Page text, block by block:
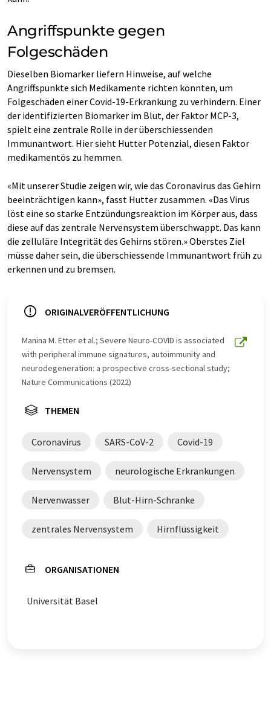
Angriffspunkte gegen
Folgeschäden
Dieselben Biomarker liefern Hinweise, auf welche
Angriffspunkte sich Medikamente richten könnten, um
Folgeschäden einer Covid-19-Erkrankung zu verhindern. Einer
der identifizierten Biomarker im Blut, der Faktor MCP-3,
spielt eine zentrale Rolle in der überschiessenden
Immunantwort. Hier sieht Hutter Potenzial, diesen Faktor
medikamentös zu hemmen.
«Mit unserer Studie zeigen wir, wie das Coronavirus das Gehirn
beeinträchtigen kann», fasst Hutter zusammen. «Das Virus
löst eine so starke Entzündungsreaktion im Körper aus, dass
diese auf das zentrale Nervensystem überschwappt. Das kann
die zelluläre Integrität des Gehirns stören.» Oberstes Ziel
müsse daher sein, die überschiessende Immunantwort früh zu
erkennen und zu bremsen.
ORIGINALVERÖFFENTLICHUNG
Manina M. Etter et al.; Severe Neuro-COVID is associated
with peripheral immune signatures, autoimmunity and
neurodegeneration: a prospective cross-sectional study;
Nature Communications (2022)
THEMEN
Coronavirus SARS-CoV-2 Covid-19
Nervensystem neurologische Erkrankungen
Nervenwasser Blut-Hirn-Schranke
zentrales Nervensystem Hirnflüssigkeit
ORGANISATIONEN
Universität Basel